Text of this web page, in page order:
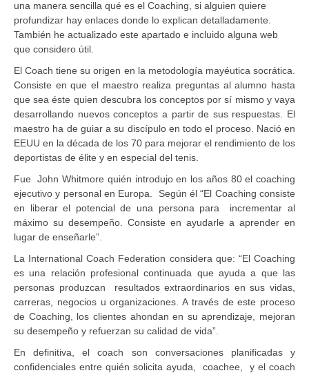
una manera sencilla qué es el Coaching, si alguien quiere
profundizar hay enlaces donde lo explican detalladamente.
También he actualizado este apartado e incluido alguna web
que considero útil.
El Coach tiene su origen en la metodología mayéutica socrática.
Consiste en que el maestro realiza preguntas al alumno hasta
que sea éste quien descubra los conceptos por sí mismo y vaya
desarrollando nuevos conceptos a partir de sus respuestas. El
maestro ha de guiar a su discípulo en todo el proceso. Nació en
EEUU en la década de los 70 para mejorar el rendimiento de los
deportistas de élite y en especial del tenis.
Fue John Whitmore quién introdujo en los años 80 el coaching
ejecutivo y personal en Europa. Según él “El Coaching consiste
en liberar el potencial de una persona para incrementar al
máximo su desempeño. Consiste en ayudarle a aprender en
lugar de enseñarle”.
La International Coach Federation considera que: “El Coaching
es una relación profesional continuada que ayuda a que las
personas produzcan resultados extraordinarios en sus vidas,
carreras, negocios u organizaciones. A través de este proceso
de Coaching, los clientes ahondan en su aprendizaje, mejoran
su desempeño y refuerzan su calidad de vida”.
En definitiva, el coach son conversaciones planificadas y
confidenciales entre quién solicita ayuda, coachee, y el coach